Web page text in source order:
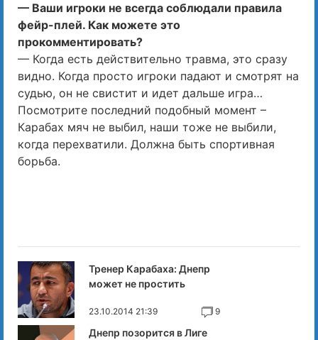
— Ваши игроки не всегда соблюдали правила
фейр-плей. Как можете это
прокомментировать?
— Когда есть действительно травма, это сразу
видно. Когда просто игроки падают и смотрят на
судью, он не свистит и идет дальше игра…
Посмотрите последний подобный момент –
Карабах мяч не выбил, наши тоже не выбили,
когда перехватили. Должна быть спортивная
борьба.
Тренер Карабаха: Днепр
может не простить
23.10.2014 21:39 9
Днепр позорится в Лиге